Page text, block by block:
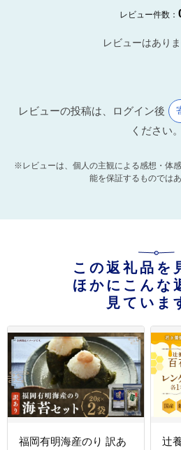
レビュー件数：
レビューはありま
レビューの投稿は、ログイン後
ください。
※レビューは、個人の主観による感想・体
能を保証するものではあ
この返礼品を
ほかにこんな
見ていま
福岡有明海産のり 訳あ
辻